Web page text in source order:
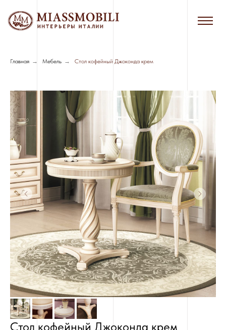
Главная → Мебель → Стол кофейный Джоконда крем
Стол кофейный Джоконда крем
Сборка в черте г. Новосибирска - 7%
от стоимости мебели
Сборка за пределами г. Новосибирска
- 8%, минимальная стоимость - 3000
руб.